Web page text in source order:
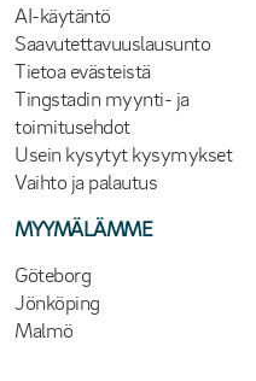
AI-käytäntö
Saavutettavuuslausunto
Tietoa evästeistä
Tingstadin myynti- ja
toimitusehdot
Usein kysytyt kysymykset
Vaihto ja palautus
MYYMÄLÄMME
Göteborg
Jönköping
Malmö